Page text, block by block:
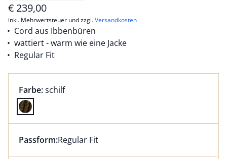
€ 239,00
inkl. Mehrwertsteuer und zzgl.Versandkosten
Cord aus Ibbenbüren
wattiert - warm wie eine Jacke
Regular Fit
Farbauswahl:
Farbe:aktuell ausgewählt:
schilf
Farbe schilf ausgewählt
Dieser Artikel hat die Passform Regular Fit. für
Passform:Regular Fit